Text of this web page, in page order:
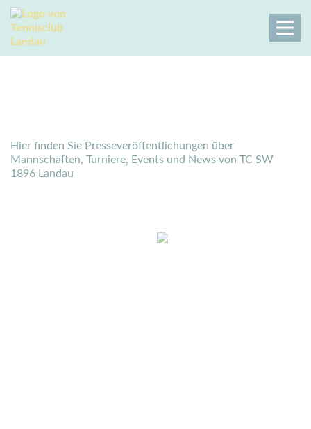
Hier finden Sie Presseveröffentlichungen über
Mannschaften, Turniere, Events und News von TC SW
1896 Landau